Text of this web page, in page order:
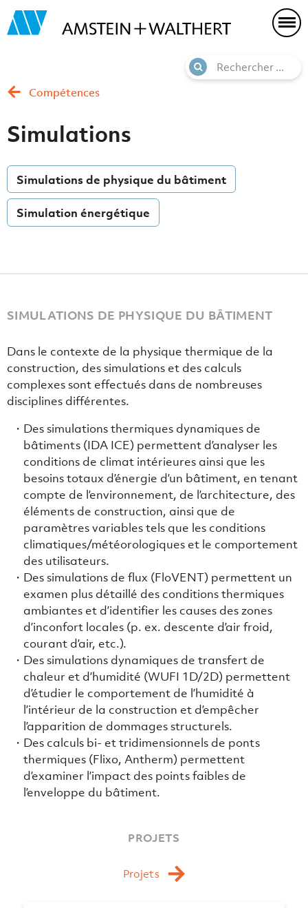
Compétences
Simulations
Simulations de physique du bâtiment
Simulation énergétique
SIMULATIONS DE PHYSIQUE DU BÂTIMENT
Dans le contexte de la physique thermique de la
construction, des simulations et des calculs
complexes sont effectués dans de nombreuses
disciplines différentes.
Des simulations thermiques dynamiques de
bâtiments (IDA ICE) permettent d’analyser les
conditions de climat intérieures ainsi que les
besoins totaux d’énergie d’un bâtiment, en tenant
compte de l’environnement, de l’architecture, des
éléments de construction, ainsi que de
paramètres variables tels que les conditions
climatiques/météorologiques et le comportement
des utilisateurs.
Des simulations de flux (FloVENT) permettent un
examen plus détaillé des conditions thermiques
ambiantes et d’identifier les causes des zones
d’inconfort locales (p. ex. descente d’air froid,
courant d’air, etc.).
Des simulations dynamiques de transfert de
chaleur et d’humidité (WUFI 1D/2D) permettent
d’étudier le comportement de l’humidité à
l’intérieur de la construction et d’empêcher
l’apparition de dommages structurels.
Des calculs bi- et tridimensionnels de ponts
thermiques (Flixo, Antherm) permettent
d’examiner l’impact des points faibles de
l’enveloppe du bâtiment.
PROJETS
Projets